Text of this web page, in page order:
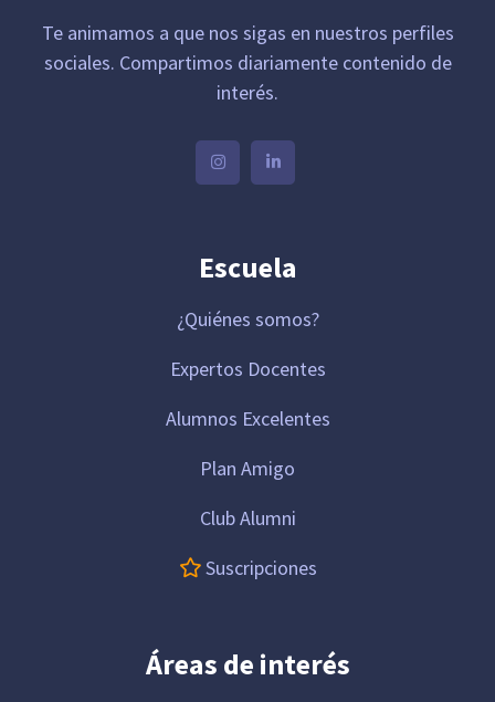
Te animamos a que nos sigas en nuestros perfiles
sociales. Compartimos diariamente contenido de
interés.
Escuela
¿Quiénes somos?
Expertos Docentes
Alumnos Excelentes
Plan Amigo
Club Alumni
Suscripciones
Áreas de interés